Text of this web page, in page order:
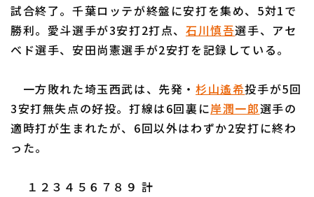
利用規約 プライバシーポリシー
運営会社（別ウィンドウで開く） よくある質問
特定商取引法の表示 アルバイト募集 （別ウィンドウで開く
試合終了。千葉ロッテが終盤に安打を集め、5対1で
勝利。愛斗選手が3安打2打点、石川慎吾選手、アセ
ベド選手、安田尚憲選手が2安打を記録している。
一方敗れた埼玉西武は、先発・杉山遙希投手が5回
3安打無失点の好投。打線は6回裏に岸潤一郎選手の
適時打が生まれたが、6回以外はわずか2安打に終わ
った。
１２３４５６７８９ 計